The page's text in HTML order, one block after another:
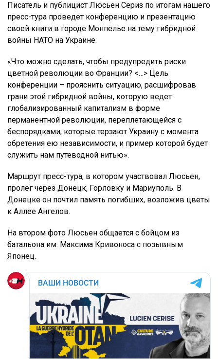
Писатель и публицист Люсьен Сериз по итогам нашего
пресс-тура проведет конференцию и презентацию
своей книги в городе Монпелье на тему гибридной
войны НАТО на Украине.
«Что можно сделать, чтобы предупредить риски
цветной революции во Франции? <…> Цель
конференции – прояснить ситуацию, расшифровав
грани этой гибридной войны, которую ведет
глобализированный капитализм в форме
перманентной революции, переплетающейся с
беспорядками, которые терзают Украину с момента
обретения ею независимости, и пример которой будет
служить нам путеводной нитью».
Маршрут пресс-тура, в котором участвовал Люсьен,
пролег через Донецк, Горловку и Мариуполь. В
Донецке он почтил память погибших, возложив цветы
к Аллее Ангелов.
На втором фото Люсьен общается с бойцом из
батальона им. Максима Кривоноса с позывным
Японец.